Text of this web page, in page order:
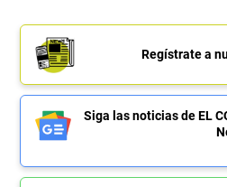
Regístrate a
Siga las noticias de EL